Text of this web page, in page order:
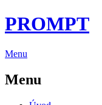
PROMPT
Menu
Menu